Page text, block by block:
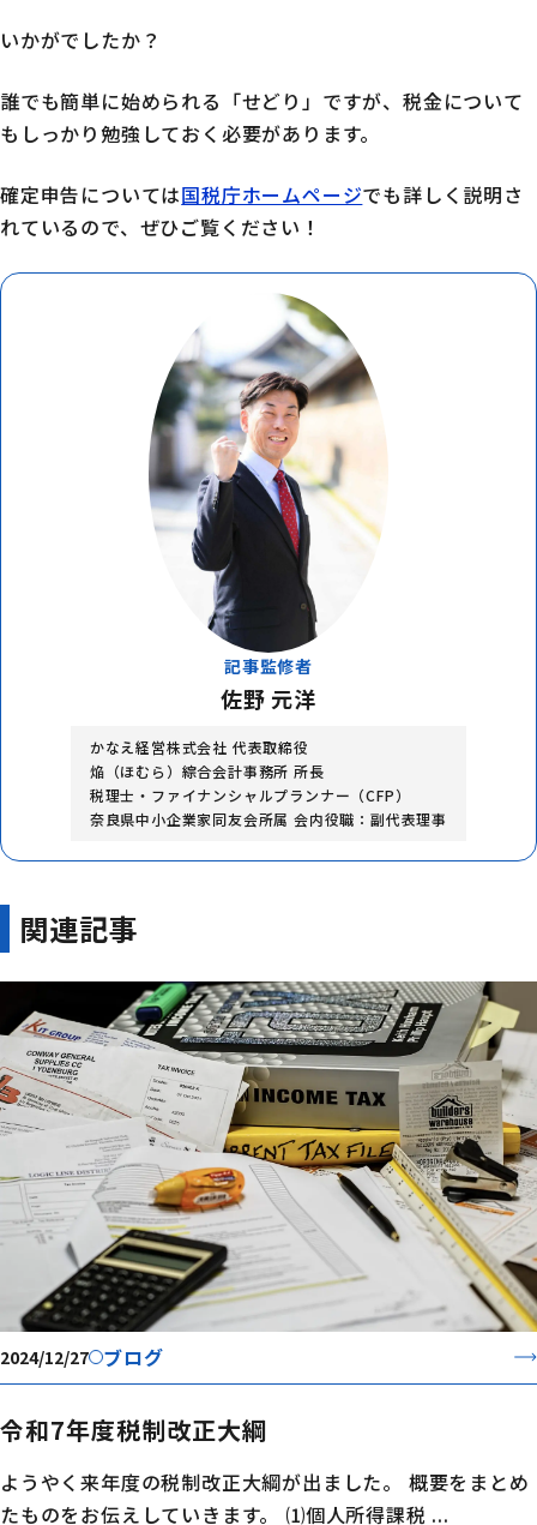
いかがでしたか？
誰でも簡単に始められる「せどり」ですが、税金について
もしっかり勉強しておく必要があります。
確定申告については国税庁ホームページでも詳しく説明さ
れているので、ぜひご覧ください！
記事監修者
佐野 元洋
かなえ経営株式会社 代表取締役
焔（ほむら）綜合会計事務所 所長
税理士・ファイナンシャルプランナー（CFP）
奈良県中小企業家同友会所属 会内役職：副代表理事
関連記事
2024/12/27 ブログ
令和7年度税制改正大綱
ようやく来年度の税制改正大綱が出ました。 概要をまとめ
たものをお伝えしていきます。 ⑴個人所得課税 ...